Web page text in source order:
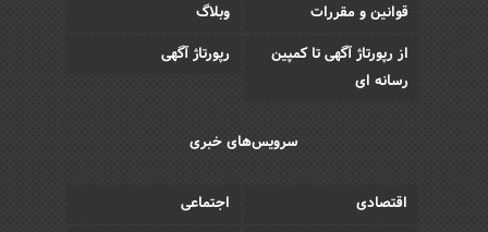
قوانین و مقررات
وبلاگ
از رپورتاژ آگهی تا کمپین
رسانه ای
رپورتاژ آگهی
سرویس‌های خبری
اقتصادی اجتماعی